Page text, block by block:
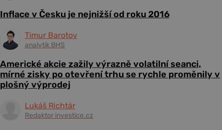
Inflace v Česku je nejnižší od roku 2016
Timur Barotov
analytik BHS
Americké akcie zažily výrazně volatilní seanci,
mírné zisky po otevření trhu se rychle proměnily v
plošný výprodej
Lukáš Richtár
Redaktor investice.cz